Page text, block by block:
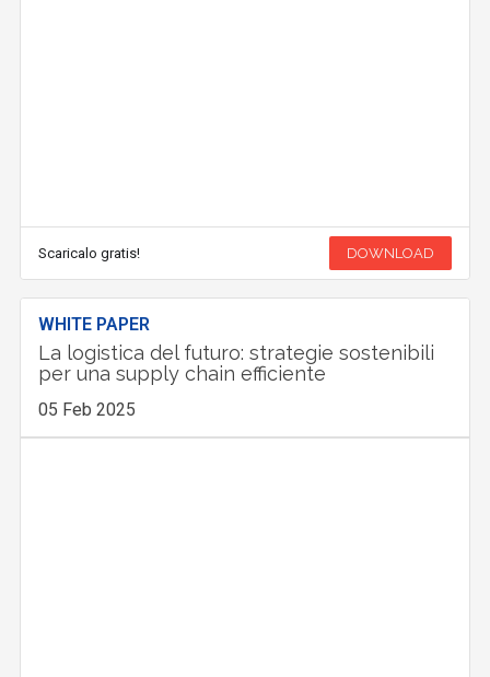
Scaricalo gratis! DOWNLOAD
WHITE PAPER
La logistica del futuro: strategie sostenibili
per una supply chain efficiente
05 Feb 2025